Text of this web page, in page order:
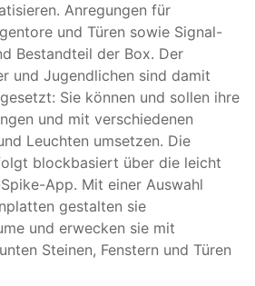
Anregungen für
und Türen sowie Signal-
Bestandteil der Box. Der
und Jugendlichen sind damit
Sie können und sollen ihre
und mit verschiedenen
Leuchten umsetzen. Die
blockbasiert über die leicht
App. Mit einer Auswahl
gestalten sie
und erwecken sie mit
Steinen, Fenstern und Türen